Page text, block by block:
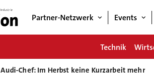
Partner-Netzwerk Events
Technik
Audi-Chef: Im Herbst keine Kurzarbeit mehr